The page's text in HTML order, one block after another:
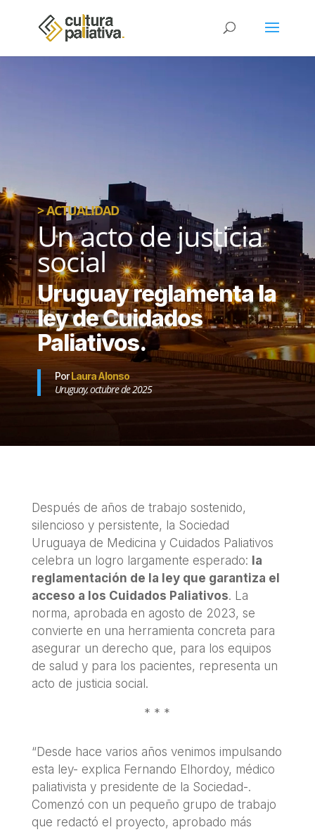
> ACTUALIDAD
Un acto de justicia
social
Uruguay reglamenta la
ley de Cuidados
Paliativos.
PorLaura Alonso
Uruguay, octubre de 2025
Después de años de trabajo sostenido,
silencioso y persistente, la Sociedad
Uruguaya de Medicina y Cuidados Paliativos
celebra un logro largamente esperado: la
reglamentación de la ley que garantiza el
acceso a los Cuidados Paliativos. La
norma, aprobada en agosto de 2023, se
convierte en una herramienta concreta para
asegurar un derecho que, para los equipos
de salud y para los pacientes, representa un
acto de justicia social.
* * *
“Desde hace varios años venimos impulsando
esta ley- explica Fernando Elhordoy, médico
paliativista y presidente de la Sociedad-.
Comenzó con un pequeño grupo de trabajo
que redactó el proyecto, aprobado más